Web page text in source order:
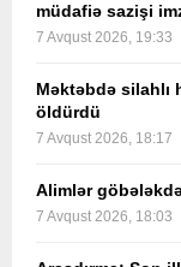
müdafiə sazişi
7 Avqust 2026, 19:33
Məktəbdə silahlı
öldürdü
7 Avqust 2026, 18:17
Alimlər
7 Avqust 2026, 18:03